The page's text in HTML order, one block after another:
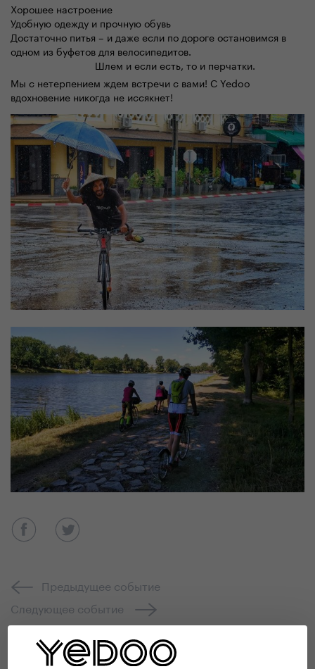
Хорошее настроение
Удобную одежду и прочную обувь
Достаточно питья – и даже если по дороге остановимся в
одном из буфетов для велосипедитов.
Шлем и если есть, то и перчатки.
Мы с нетерпением ждем встречи с вами! С Yedoo
вдохновение никогда не иссякнет!
Предыдущее событие
Следующее событие
Ретроспектива событий